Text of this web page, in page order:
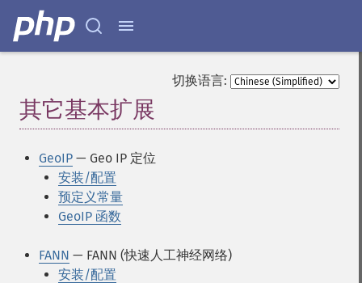
切换语言:
其它基本扩展
GeoIP — Geo IP 定位
安装/配置
预定义常量
GeoIP 函数
FANN — FANN (快速人工神经网络)
安装/配置